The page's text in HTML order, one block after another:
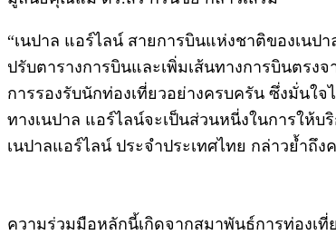
“เนปาล แอร์ไลน์ สายการบินแห่งชาติของเนป
ปรับตารางการบินและเพิ่มเส้นทางการบินตร
การรองรับนักท่องเที่ยวอย่างครบครัน ซึ่งมั่นใ
ทางเนปาล แอร์ไลน์จะเป็นส่วนหนี่งในการให้
เนปาลแอร์ไลน์ ประจำประเทศไทย กล่าวย้ำถึ
ความร่วมมือหลักนี้เกิดจากสมาพันธ์การท่องเที่ย